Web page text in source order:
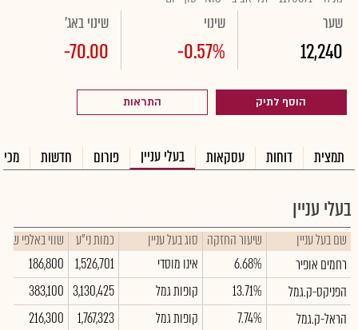
שער
12,240
שינוי
-0.57%
שינוי באג'
-70.00
הוסף לתיק התראות
תמצית דוחות עסקאות בעלי עניין פורום חדשות
בעלי עניין
שם בעל עניין שיעור החזקה סוג בעל עניין כמות ני"ע
שווי באלפי ש"ח
רחמים אופיר
6.68% אינו מוסדי 1,526,701
186,800
הפניקס-ק.גמל
13.71% קופות גמל 3,130,425
383,100
הראל-ק.גמל
7.74% קופות גמל 1,767,323
216,300